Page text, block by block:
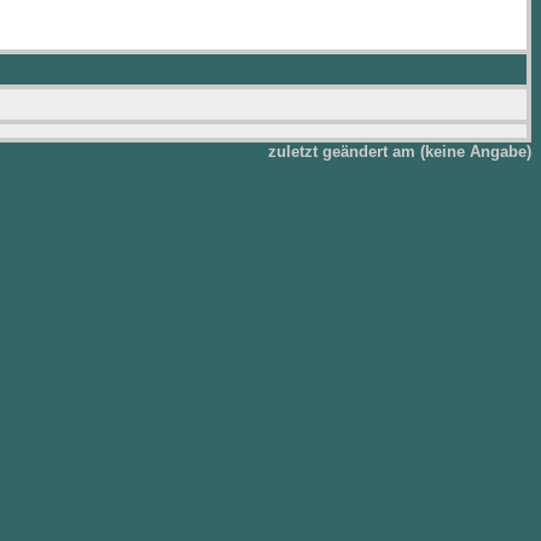
zuletzt geändert am (keine Angabe)